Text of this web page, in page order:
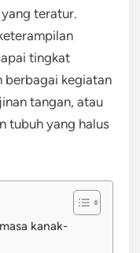
teratur.
tingkat
berbagai kegiatan
tangan, atau
tubuh yang halus
kanak-